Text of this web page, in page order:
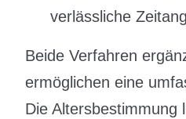
verlässliche
Beide Verfahren
ermöglichen eine
Die Altersbestimmung